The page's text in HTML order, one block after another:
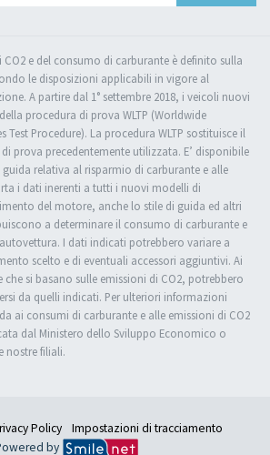
e del consumo di carburante è definito sulla
le disposizioni applicabili in vigore al
A partire dal 1° settembre 2018, i veicoli nuovi
procedura di prova WLTP (Worldwide
Test Procedure). La procedura WLTP sostituisce il
prova precedentemente utilizzata. E’ disponibile
relativa al risparmio di carburante e alle
i dati inerenti a tutti i nuovi modelli di
del motore, anche lo stile di guida ed altri
a determinare il consumo di carburante e
I dati indicati potrebbero variare a
scelto e di eventuali accessori aggiuntivi. Ai
si basano sulle emissioni di CO2, potrebbero
da quelli indicati. Per ulteriori informazioni
ai consumi di carburante e alle emissioni di CO2
dal Ministero dello Sviluppo Economico o
nostre filiali.
Policy
Impostazioni di tracciamento
by